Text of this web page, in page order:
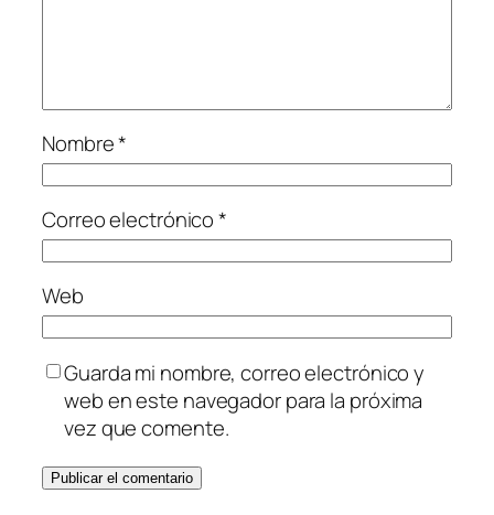
Nombre*
Correo electrónico*
Web
Guarda mi nombre, correo electrónico y
web en este navegador para la próxima
vez que comente.